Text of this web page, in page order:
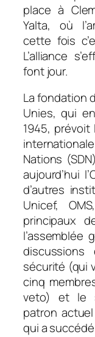
place à
Yalta, où
cette fois
L’alliance
font jour.
La fondation
Unies, qui
1945, prévoit
Nations
aujourd’hui
d’autres
Unicef,
principaux
l’assemblée
sécurité (qui
cinq
veto) et le
patron
qui a